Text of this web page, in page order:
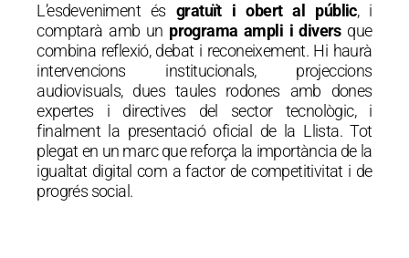
L’esdeveniment és gratuït i obert al públic, i
comptarà amb un programa ampli i diversque
combina reflexió, debat i reconeixement. Hi haurà
intervencions institucionals, projeccions
audiovisuals, dues taules rodones amb dones
expertes i directives del sector tecnològic, i
finalment la presentació oficial de la Llista. Tot
plegat en un marc que reforça la importància de la
igualtat digital com a factor de competitivitat i de
progrés social.